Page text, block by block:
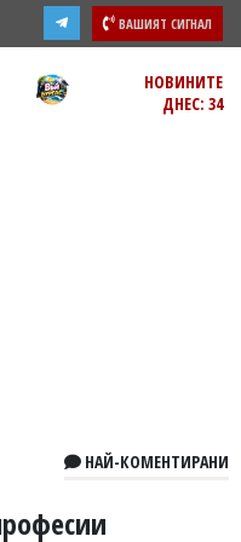
ВАШИЯТ СИГНАЛ
НОВИНИТЕ
ДНЕС: 34
НАЙ-КОМЕНТИРАНИ